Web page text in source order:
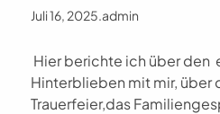
Juli 16, 2025.admin
Hier berichte ich über den
Hinterblieben mit mir, über
Trauerfeier,das